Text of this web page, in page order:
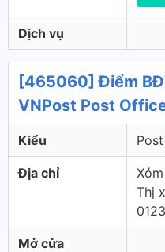
Dịch vụ
[465060] Điểm
VNPost Post
Kiểu
Địa chỉ
Thị
Mở cửa